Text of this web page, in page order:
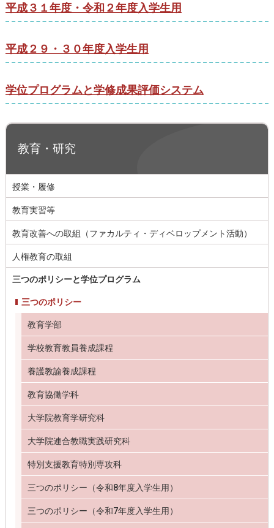
平成３１年度・令和２年度入学生用
平成２９・３０年度入学生用
学位プログラムと学修成果評価システム
教育・研究
授業・履修
教育実習等
教育改善への取組（ファカルティ・ディベロップメント活動）
人権教育の取組
三つのポリシーと学位プログラム
三つのポリシー
教育学部
学校教育教員養成課程
養護教諭養成課程
教育協働学科
大学院教育学研究科
大学院連合教職実践研究科
特別支援教育特別専攻科
三つのポリシー（令和8年度入学生用）
三つのポリシー（令和7年度入学生用）